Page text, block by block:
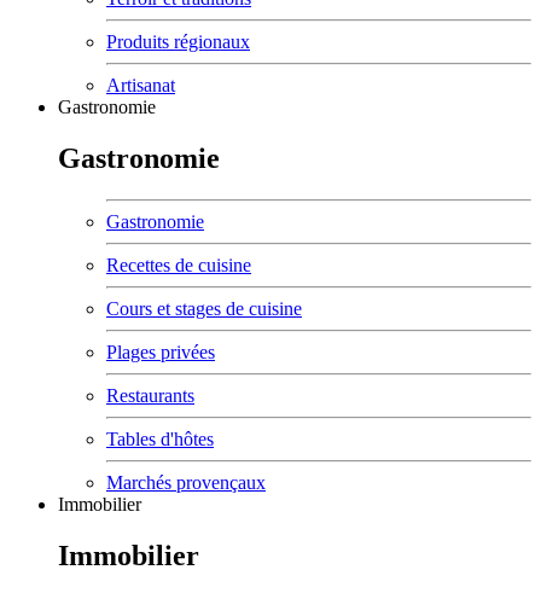
Produits régionaux
Artisanat
Gastronomie
Gastronomie
Gastronomie
Recettes de cuisine
Cours et stages de cuisine
Plages privées
Restaurants
Tables d'hôtes
Marchés provençaux
Immobilier
Immobilier